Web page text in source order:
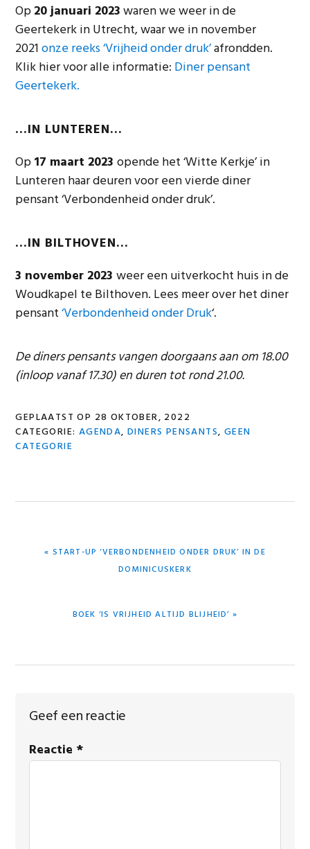
Op20 januari 2023waren we weer in de
Geertekerk in Utrecht, waar we in november
2021onze reeks ‘Vrijheid onder druk’afrondden.
Klik hier voor alle informatie: Diner pensant
Geertekerk.
…IN LUNTEREN…
Op17 maart 2023opende het ‘Witte Kerkje’ in
Lunteren haar deuren voor een vierde diner
pensant ‘Verbondenheid onder druk’.
…IN BILTHOVEN…
3 november 2023weer een uitverkocht huis in de
Woudkapel te Bilthoven. Lees meer over het diner
pensant‘Verbondenheid onder Druk‘.
De diners pensants vangen doorgaans aan om 18.00
(inloop vanaf 17.30) en duren tot rond 21.00.
GEPLAATST OP 28 OKTOBER, 2022
CATEGORIE: AGENDA,DINERS PENSANTS, GEEN
CATEGORIE
VORIG
« START-UP ‘VERBONDENHEID ONDER DRUK’ IN DE
DOMINICUSKERK
VOLGEND
BOEK ‘IS VRIJHEID ALTIJD BLIJHEID’ »
Lees
Interacties
Geef een reactie
Reactie *